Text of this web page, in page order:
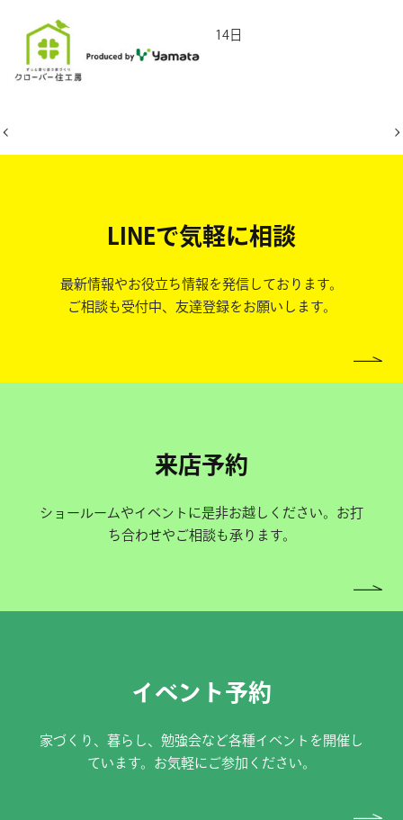
2025年5月14日
LINEで気軽に相談
最新情報やお役立ち情報を発信しております。
ご相談も受付中、友達登録をお願いします。
来店予約
ショールームやイベントに是非お越しください。お打
ち合わせやご相談も承ります。
イベント予約
家づくり、暮らし、勉強会など各種イベントを開催し
ています。お気軽にご参加ください。